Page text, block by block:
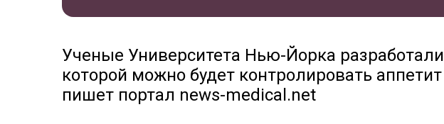
Ученые Университета Нью-Йорка
которой можно будет контролировать
пишет портал news-medical.net